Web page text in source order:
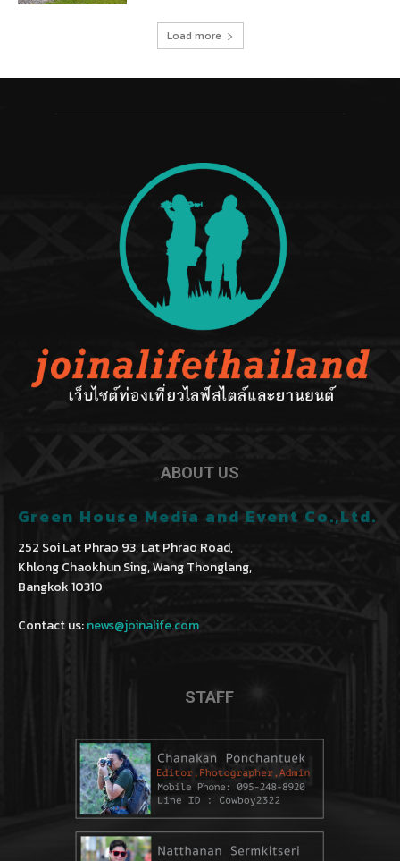
Load more
ABOUT US
Green House Media and Event Co.,Ltd.
252 Soi Lat Phrao 93, Lat Phrao Road,
Khlong Chaokhun Sing, Wang Thonglang,
Bangkok 10310
Contact us:news@joinalife.com
STAFF